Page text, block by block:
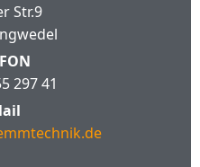
Str.9
297 41